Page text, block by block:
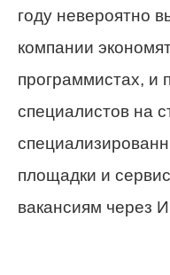
году невероятно
компании
программистах, и
специалистов на
площадки и
вакансиям через